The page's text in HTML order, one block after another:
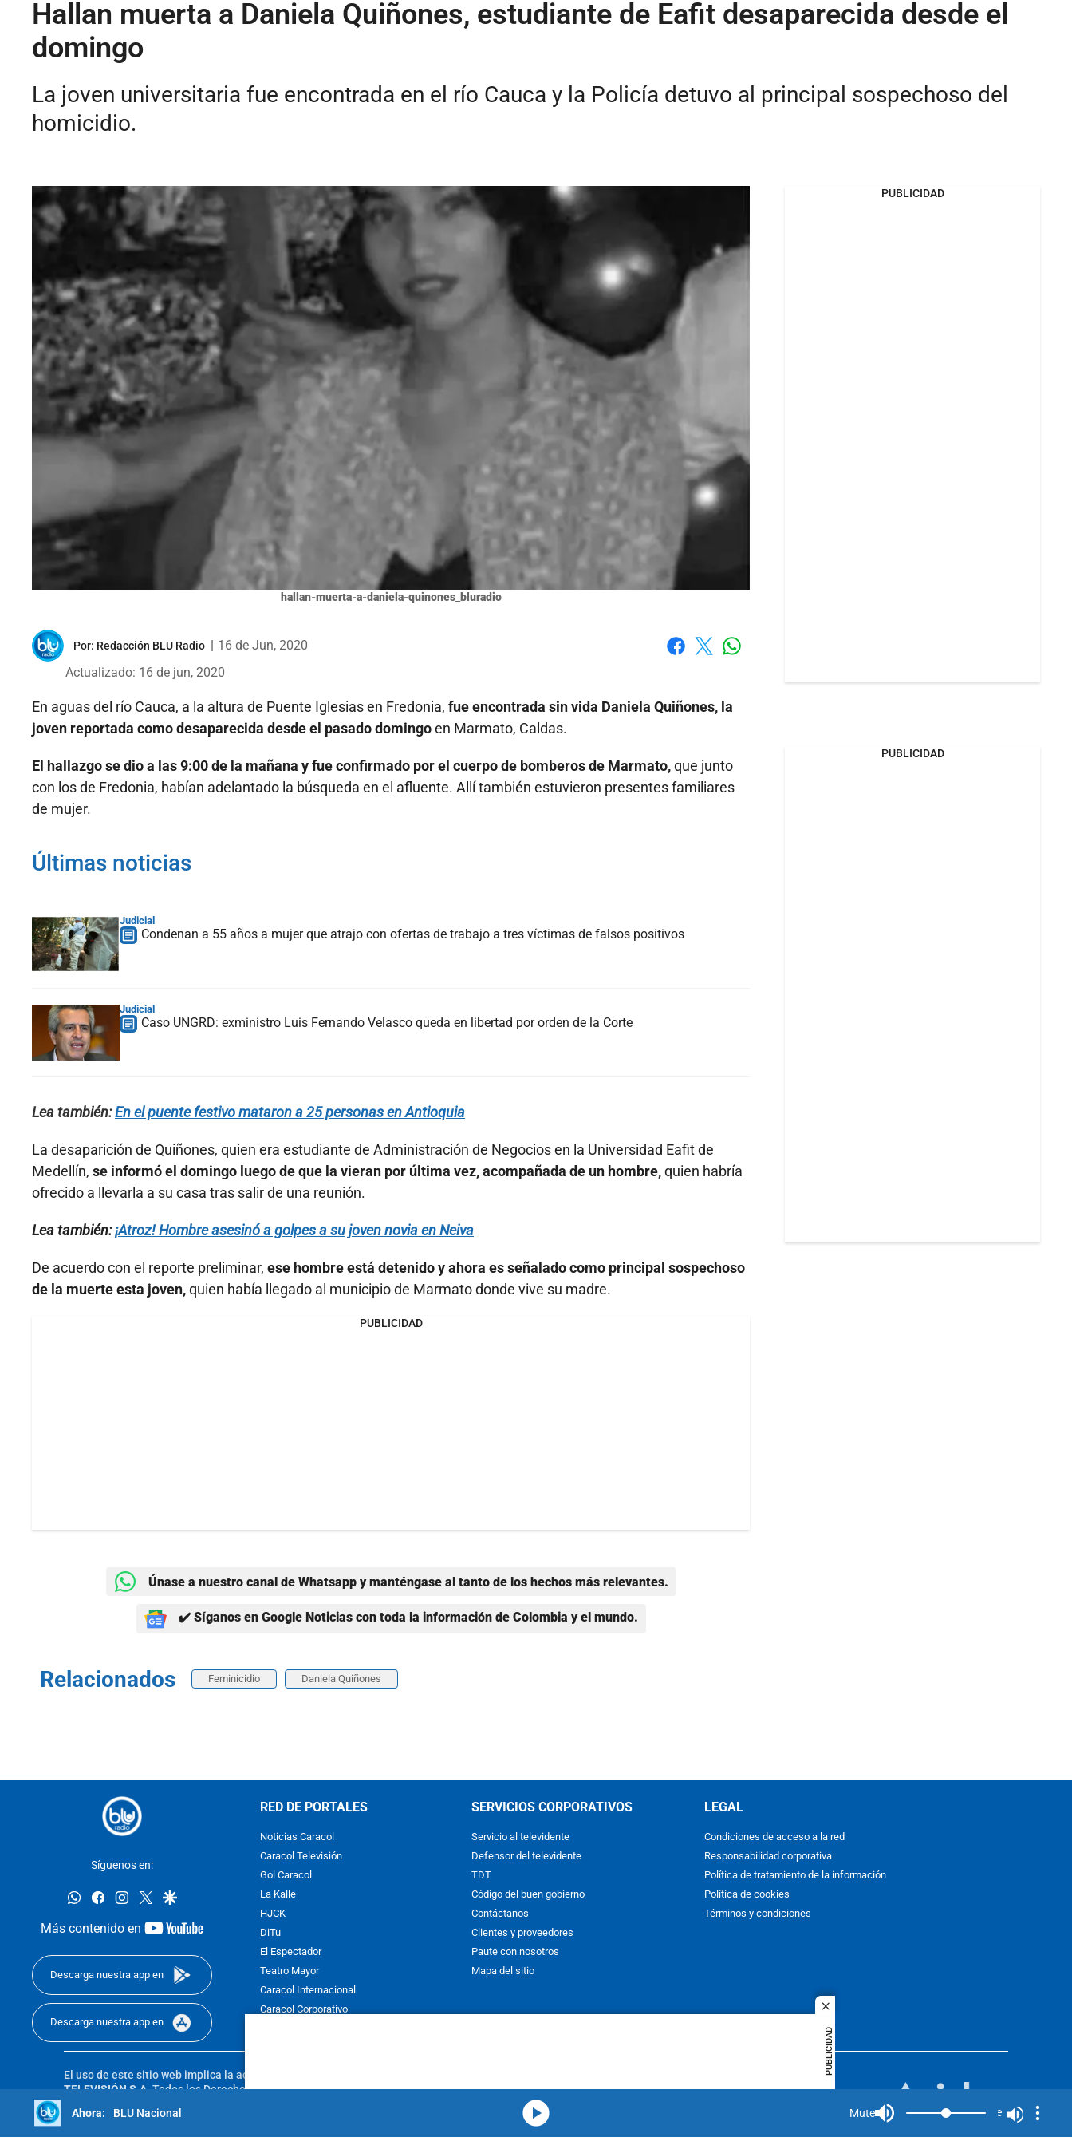
close
PUBLICIDAD
Hallan muerta a Daniela Quiñones, estudiante de Eafit desaparecida desde el
domingo
La joven universitaria fue encontrada en el río Cauca y la Policía detuvo al principal sospechoso del
homicidio.
hallan-muerta-a-daniela-quinones_bluradio
Por: Redacción BLU Radio
16 de Jun, 2020
Actualizado: 16 de jun, 2020
En aguas del río Cauca, a la altura de Puente Iglesias en Fredonia, fue encontrada sin vida Daniela Quiñones, la
joven reportada como desaparecida desde el pasado domingoen Marmato, Caldas.
El hallazgo se dio a las 9:00 de la mañana y fue confirmado por el cuerpo de bomberos de Marmato,que junto
con los de Fredonia, habían adelantado la búsqueda en el afluente. Allí también estuvieron presentes familiares
de mujer.
Últimas noticias
Judicial
Condenan a 55 años a mujer que atrajo con ofertas de trabajo a tres víctimas de falsos positivos
Judicial
Caso UNGRD: exministro Luis Fernando Velasco queda en libertad por orden de la Corte
Lea también:En el puente festivo mataron a 25 personas en Antioquia
La desaparición de Quiñones, quien era estudiante de Administración de Negocios en la Universidad Eafit de
Medellín, se informó el domingo luego de que la vieran por última vez, acompañada de un hombre,quien habría
ofrecido a llevarla a su casa tras salir de una reunión.
Lea también:¡Atroz! Hombre asesinó a golpes a su joven novia en Neiva
De acuerdo con el reporte preliminar, ese hombre está detenido y ahora es señalado como principal sospechoso
de la muerte esta joven,quien había llegado al municipio de Marmato donde vive su madre.
PUBLICIDAD
Únase a nuestro canal de Whatsapp y manténgase al tanto de los hechos más relevantes.
✔️ Síganos en Google Noticias con toda la información de Colombia y el mundo.
Relacionados Feminicidio Daniela Quiñones
PUBLICIDAD
PUBLICIDAD
Síguenos en:
whatsappfacebookinstagram
twittergoogle
Más contenido en
youtube-
Descarga nuestra app en
Descarga nuestra app en
RED DE PORTALES
Noticias Caracol
Caracol Televisión
Gol Caracol
La Kalle
HJCK
DiTu
El Espectador
Teatro Mayor
Caracol Internacional
Caracol Corporativo
SERVICIOS CORPORATIVOS
Servicio al televidente
Defensor del televidente
TDT
Código del buen gobierno
Contáctanos
Clientes y proveedores
Paute con nosotros
Mapa del sitio
LEGAL
Condiciones de acceso a la red
Responsabilidad corporativa
Política de tratamiento de la información
Política de cookies
Términos y condiciones
El uso de este sitio web implica la aceptación de los
TELEVISIÓN S.A.Todos los Derechos Reservados D.R.A. Prohibida su reproducción total o parcial, así como su traducción a cualquier idioma
sin autorización escrita de su titular. Reproduction in whole or in part, or translation without written permission is prohibited. All rights
reserved 2025.BLU Nacional
Mute Mute